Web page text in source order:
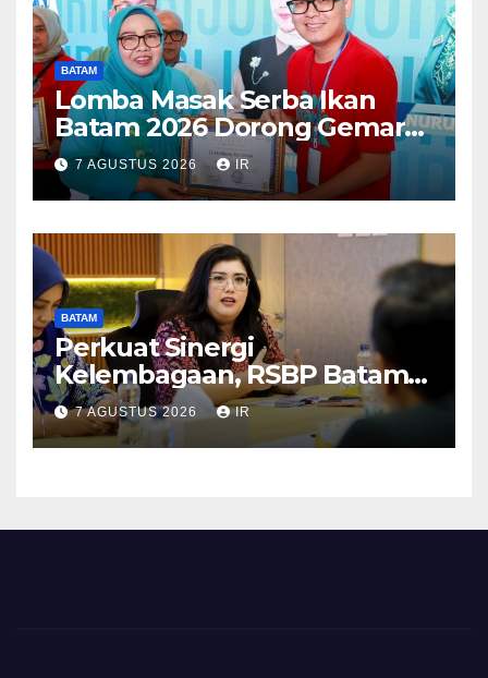
BATAM
Lomba Masak Serba Ikan
Batam 2026 Dorong Gemar
Makan Ikan
7 AGUSTUS 2026 IR
BATAM
Perkuat Sinergi
Kelembagaan, RSBP Batam
dan BPOM Pastikan
Pelayanan dan Ketersediaan
Obat Aman
7 AGUSTUS 2026 IR